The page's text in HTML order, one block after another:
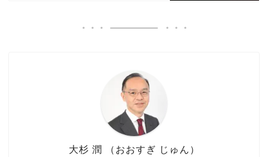
大杉 潤 （おおすぎ じゅん）